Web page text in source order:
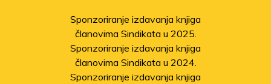
Sponzoriranje izdavanja knjiga
članovima Sindikata u 2025.
Sponzoriranje izdavanja knjiga
članovima Sindikata u 2024.
Sponzoriranje izdavanja knjiga